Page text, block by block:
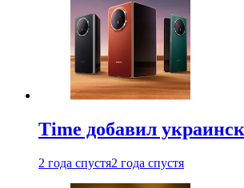
Time добавил
2 года спустя2 года спустя